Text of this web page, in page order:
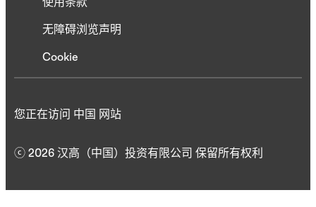
无障碍浏览声明
Cookie
ⓒ 2026 汉高（中国）投资有限公司 保留所有权利
您正在访问 中国 网站